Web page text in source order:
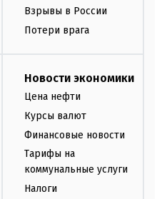
Взрывы в России
Потери врага
Новости экономики
Цена нефти
Курсы валют
Финансовые новости
Тарифы на
коммунальные услуги
Налоги